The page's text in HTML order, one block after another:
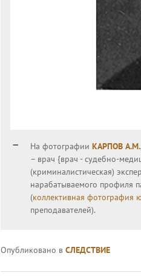
На фотографии КАРПОВ А.М.
– врач {врач - судебно-
(криминалистическая)
нарабатываемого профиля
(коллективная фотография
преподавателей).
Опубликовано в СЛЕДСТВИЕ